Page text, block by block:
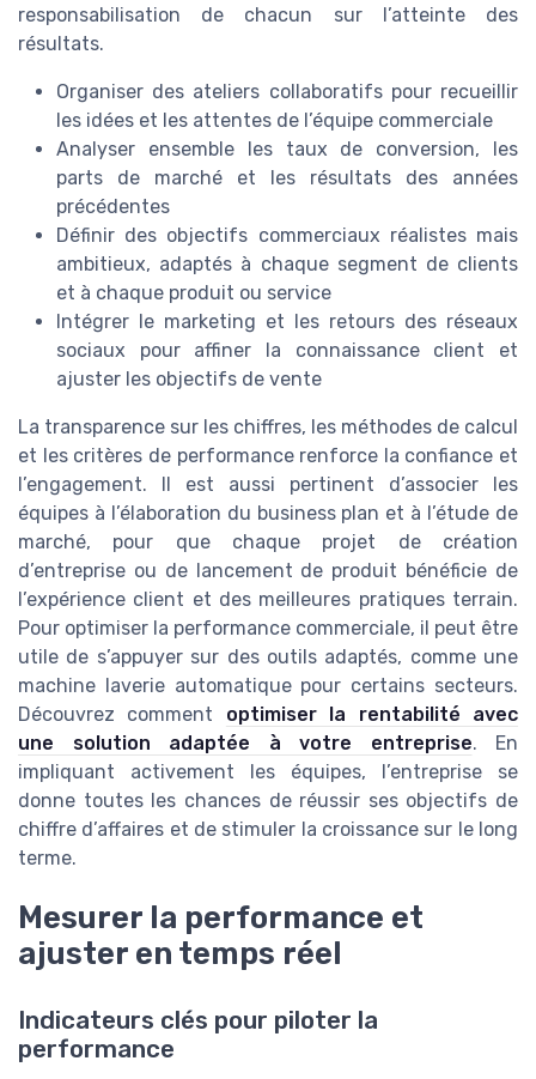
responsabilisation de chacun sur l’atteinte des
résultats.
Organiser des ateliers collaboratifs pour recueillir
les idées et les attentes de l’équipe commerciale
Analyser ensemble les taux de conversion, les
parts de marché et les résultats des années
précédentes
Définir des objectifs commerciaux réalistes mais
ambitieux, adaptés à chaque segment de clients
et à chaque produit ou service
Intégrer le marketing et les retours des réseaux
sociaux pour affiner la connaissance client et
ajuster les objectifs de vente
La transparence sur les chiffres, les méthodes de calcul
et les critères de performance renforce la confiance et
l’engagement. Il est aussi pertinent d’associer les
équipes à l’élaboration du business plan et à l’étude de
marché, pour que chaque projet de création
d’entreprise ou de lancement de produit bénéficie de
l’expérience client et des meilleures pratiques terrain.
Pour optimiser la performance commerciale, il peut être
utile de s’appuyer sur des outils adaptés, comme une
machine laverie automatique pour certains secteurs.
Découvrez comment optimiser la rentabilité avec
une solution adaptée à votre entreprise. En
impliquant activement les équipes, l’entreprise se
donne toutes les chances de réussir ses objectifs de
chiffre d’affaires et de stimuler la croissance sur le long
terme.
Mesurer la performance et
ajuster en temps réel
Indicateurs clés pour piloter la
performance